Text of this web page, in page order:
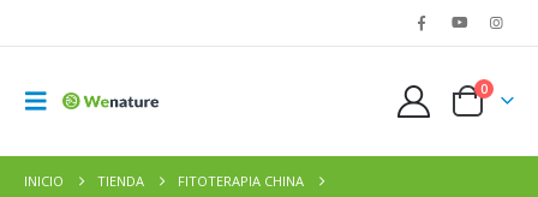
0
INICIO TIENDA
FITOTERAPIA CHINA